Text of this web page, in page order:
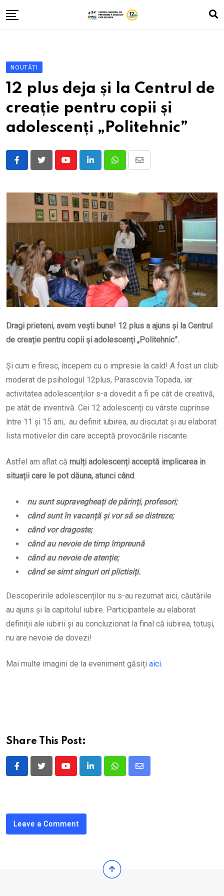
to
Vlog
Istorii cu băieți și fete
Fă-ți testul
Contacte
ROM
RUS
NOUTĂȚI
12 plus deja și la Centrul de
creație pentru copii și
adolescenți „Politehnic”
YoutubeLinkedInWhatsappShare
Email
Dragi prieteni, avem vești bune! 12 plus a ajuns și la Centrul
de creație pentru copii și adolescenți „Politehnic”.
Și cum e firesc, începem cu o impresie la cald! A fost un club
moderat de psihologul 12plus, Parascovia Topada, iar
activitatea adolescenților s-a dovedit a fi pe cât de creativă,
pe atât de inventivă. Cei 12 adolescenți cu vârste cuprinse
între 11 și 15 ani, au definit iubirea, au discutat și au elaborat
lista motivelor din care acceptă provocările riscante.
Astfel am aflat că mulți adolescenți acceptă implicarea in
situații care le pot dăuna, atunci când:
nu sunt supravegheați de părinți, profesori;
când sunt în vacanță și vor să se distreze;
când vor dragoste;
când au nevoie de timp împreună
când au nevoie de atenție;
când se simt singuri ori plictisiți.
Descoperirile adolescenților nu s-au rezumat aici, căutările
au ajuns și la capitolul iubire. Participantele au elaborat
definiții ale iubirii și au concluzionat la final că iubirea, totuși,
nu are nevoie de dovezi!
Mai multe imagini de la eveniment găsiți aici.
Share This Post:
YoutubeLinkedInWhatsappShare
Leave a Comment